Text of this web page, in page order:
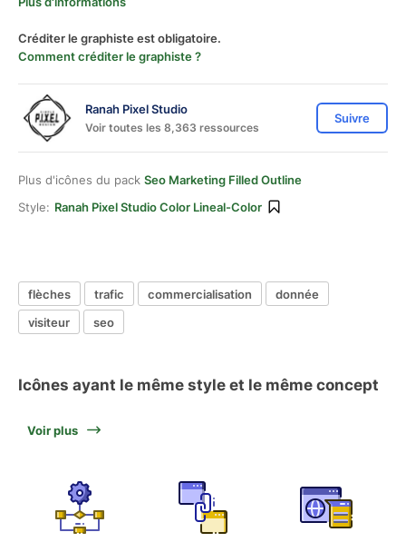
Créditer le graphiste est obligatoire.
Comment créditer le graphiste ?
Ranah Pixel Studio
Voir toutes les 8,363 ressources
Suivre
Plus d'icônes du pack Seo Marketing Filled Outline
Style: Ranah Pixel Studio Color Lineal-Color
flèches trafic commercialisation
donnée
visiteur
seo
Icônes ayant le même style et le même concept
Voir plus